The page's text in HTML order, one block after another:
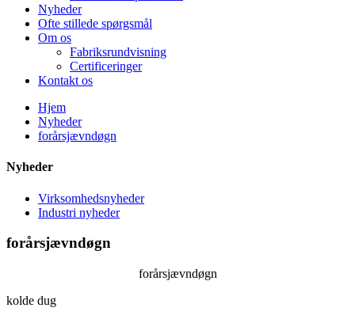
Nyheder
Ofte stillede spørgsmål
Om os
Fabriksrundvisning
Certificeringer
Kontakt os
Hjem
Nyheder
forårsjævndøgn
Nyheder
Virksomhedsnyheder
Industri nyheder
forårsjævndøgn
forårsjævndøgn
kolde dug